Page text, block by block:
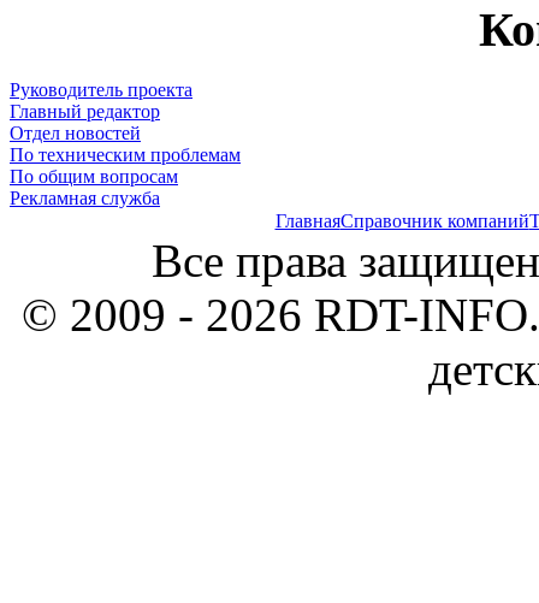
Руководитель проекта
Главный редактор
Отдел новостей
По техническим проблемам
По общим вопросам
Рекламная служба
ГлавнаяСправочник компаний
Все права
© 2009 - 2026 RDT-